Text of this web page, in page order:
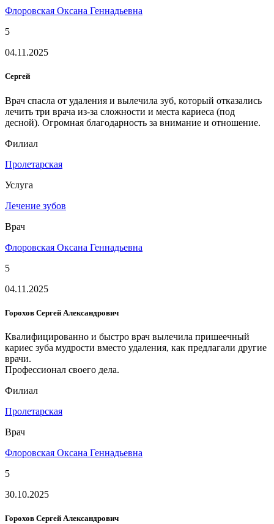
Флоровская Оксана Геннадьевна
5
04.11.2025
Сергей
Врач спасла от удаления и вылечила зуб, который отказались
лечить три врача из-за сложности и места кариеса (под
десной). Огромная благодарность за внимание и отношение.
Филиал
Пролетарская
Услуга
Лечение зубов
Врач
Флоровская Оксана Геннадьевна
5
04.11.2025
Горохов Сергей Александрович
Квалифицированно и быстро врач вылечила пришеечный
кариес зуба мудрости вместо удаления, как предлагали другие
врачи.
Профессионал своего дела.
Филиал
Пролетарская
Врач
Флоровская Оксана Геннадьевна
5
30.10.2025
Горохов Сергей Александрович